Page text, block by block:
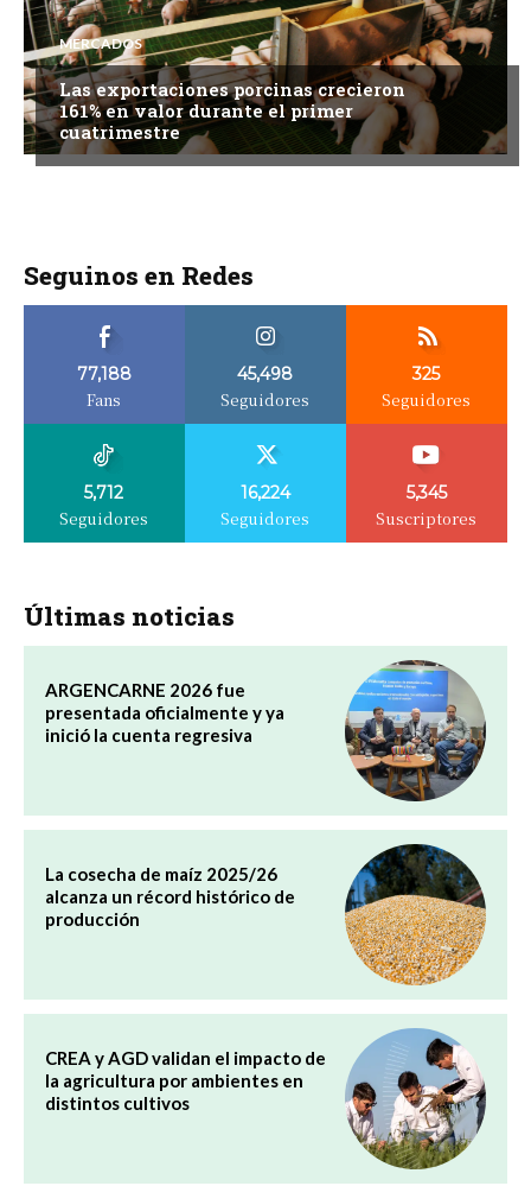
MERCADOS
Las exportaciones porcinas crecieron
161% en valor durante el primer
cuatrimestre
Seguinos en Redes
77,188
Fans
45,498
Seguidores
325
Seguidores
5,712
Seguidores
16,224
Seguidores
5,345
Suscriptores
Últimas noticias
ARGENCARNE 2026 fue
presentada oficialmente y ya
inició la cuenta regresiva
La cosecha de maíz 2025/26
alcanza un récord histórico de
producción
CREA y AGD validan el impacto de
la agricultura por ambientes en
distintos cultivos